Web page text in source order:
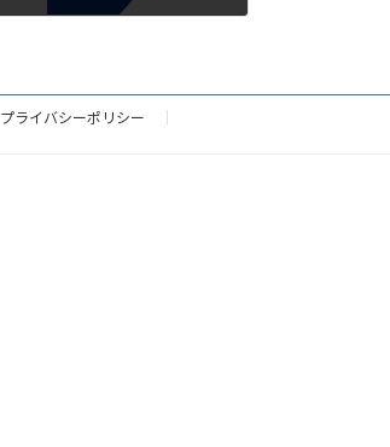
プライバシーポリシー